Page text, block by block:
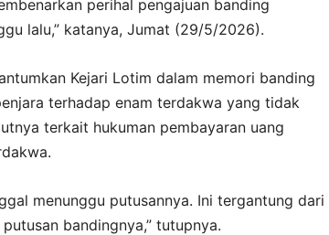
perihal pengajuan banding
lalu,” katanya, Jumat (29/5/2026).
Kejari Lotim dalam memori banding
terhadap enam terdakwa yang tidak
terkait hukuman pembayaran uang
menunggu putusannya. Ini tergantung dari
bandingnya,” tutupnya.